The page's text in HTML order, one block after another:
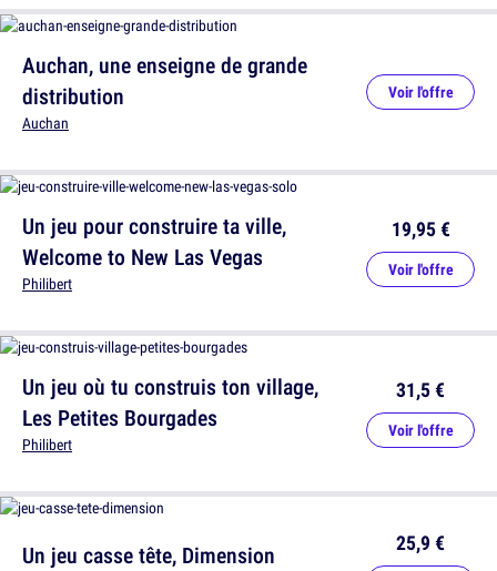
Un jeu pour construire ta ville,
Welcome to New Las Vegas
Philibert
19,95 €
Voir l'offre
Un jeu casse tête, Dimension 25,9 €
Auchan, une enseigne de grande
distribution
Auchan
Voir l'offre
Un jeu où tu construis ton village,
Les Petites Bourgades
Philibert
31,5 €
Voir l'offre